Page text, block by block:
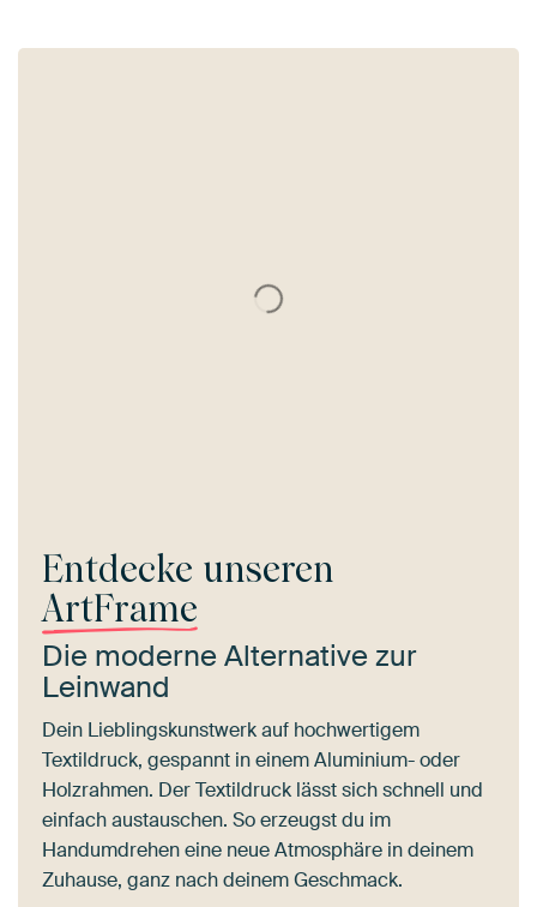
Entdecke unseren
ArtFrame
Die moderne Alternative zur
Leinwand
Dein Lieblingskunstwerk auf hochwertigem
Textildruck, gespannt in einem Aluminium- oder
Holzrahmen. Der Textildruck lässt sich schnell und
einfach austauschen. So erzeugst du im
Handumdrehen eine neue Atmosphäre in deinem
Zuhause, ganz nach deinem Geschmack.